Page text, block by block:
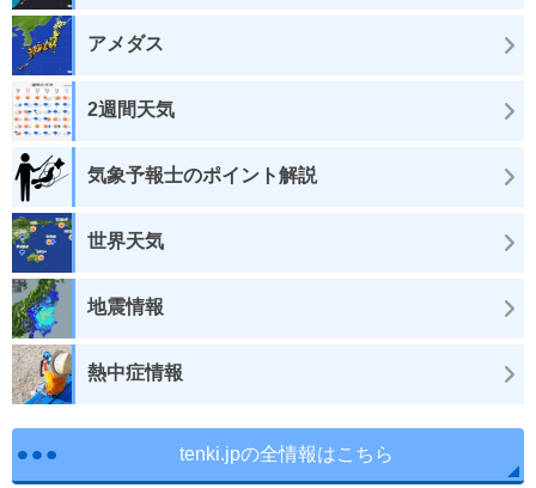
アメダス
2週間天気
気象予報士のポイント解説
世界天気
地震情報
熱中症情報
tenki.jpの全情報はこちら